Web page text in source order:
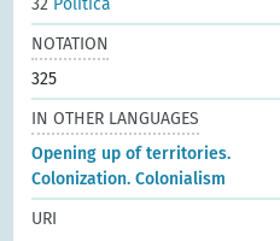
NOTATION
325
IN OTHER LANGUAGES
Opening up of territories.
Colonization. Colonialism
URI